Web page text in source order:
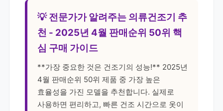
💡 전문가가 알려주는 의류건조기 추
천 - 2025년 4월 판매순위 50위 핵
심 구매 가이드
**가장 중요한 것은 건조기의 성능!** 2025년
4월 판매순위 50위 제품 중 가장 높은
효율성을 가진 모델을 추천합니다. 실제로
사용하면 편리하고, 빠른 건조 시간으로 옷이